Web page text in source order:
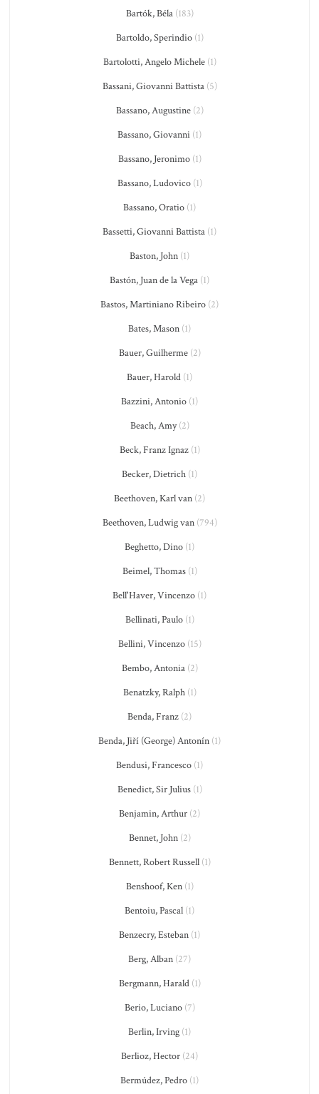
Bartók, Béla(183)
Bartoldo, Sperindio(1)
Bartolotti, Angelo Michele(1)
Bassani, Giovanni Battista(5)
Bassano, Augustine(2)
Bassano, Giovanni (1)
Bassano, Jeronimo(1)
Bassano, Ludovico(1)
Bassano, Oratio (1)
Bassetti, Giovanni Battista (1)
Baston, John (1)
Bastón, Juan de la Vega (1)
Bastos, Martiniano Ribeiro (2)
Bates, Mason (1)
Bauer, Guilherme(2)
Bauer, Harold (1)
Bazzini, Antonio (1)
Beach, Amy(2)
Beck, Franz Ignaz(1)
Becker, Dietrich (1)
Beethoven, Karl van (2)
Beethoven, Ludwig van(794)
Beghetto, Dino (1)
Beimel, Thomas(1)
Bell'Haver, Vincenzo (1)
Bellinati, Paulo(1)
Bellini, Vincenzo(15)
Bembo, Antonia(2)
Benatzky, Ralph(1)
Benda, Franz (2)
Benda, Jiří (George) Antonín (1)
Bendusi, Francesco (1)
Benedict, Sir Julius(1)
Benjamin, Arthur (2)
Bennet, John(2)
Bennett, Robert Russell(1)
Benshoof, Ken(1)
Bentoiu, Pascal (1)
Benzecry, Esteban (1)
Berg, Alban (27)
Bergmann, Harald(1)
Berio, Luciano(7)
Berlin, Irving (1)
Berlioz, Hector (24)
Bermúdez, Pedro (1)